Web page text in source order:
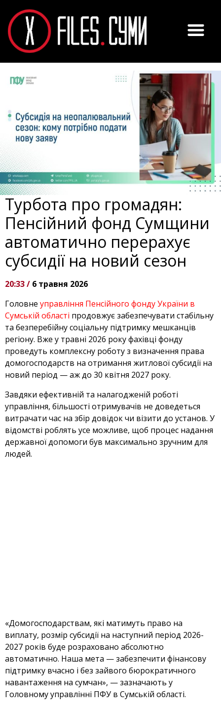
Турбота про громадян:
Пенсійний фонд Сумщини
автоматично перерахує
субсидії на новий сезон
20:33 / 6 травня 2026
Головне управління Пенсійного фонду України в
Сумській області продовжує забезпечувати стабільну
та безперебійну соціальну підтримку мешканців
регіону. Вже у травні 2026 року фахівці фонду
проведуть комплексну роботу з визначення права
домогосподарств на отримання житлової субсидії на
новий період — аж до 30 квітня 2027 року.
Завдяки ефективній та налагодженій роботі
управління, більшості отримувачів не доведеться
витрачати час на збір довідок чи візити до установ. У
відомстві роблять усе можливе, щоб процес надання
державної допомоги був максимально зручним для
людей.
«Домогосподарствам, які матимуть право на
виплату, розмір субсидії на наступний період 2026-
2027 років буде розраховано абсолютно
автоматично. Наша мета — забезпечити фінансову
підтримку вчасно і без зайвого бюрократичного
навантаження на сумчан», — зазначають у
Головному управлінні ПФУ в Сумській області.